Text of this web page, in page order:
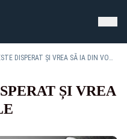
SISTEMUL ESTE DISPERAT ȘI VREA SĂ IA DIN VOTURILE SUVERANIȘTILOR
ȘI VREA